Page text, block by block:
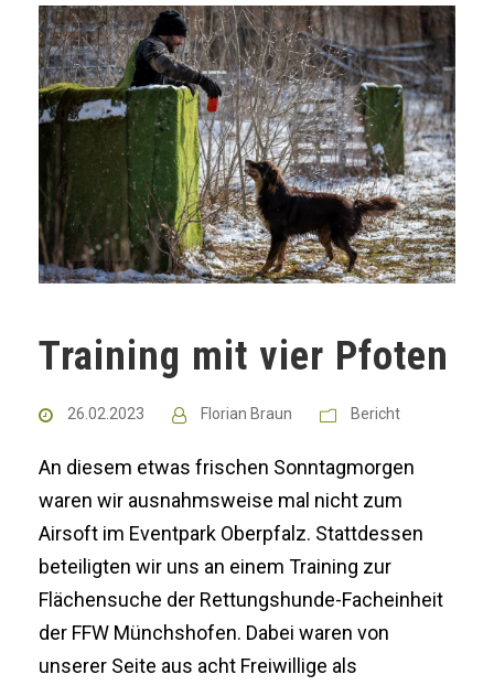
Training mit vier Pfoten
26.02.2023 Florian Braun Bericht
An diesem etwas frischen Sonntagmorgen
waren wir ausnahmsweise mal nicht zum
Airsoft im Eventpark Oberpfalz. Stattdessen
beteiligten wir uns an einem Training zur
Flächensuche der Rettungshunde-Facheinheit
der FFW Münchshofen. Dabei waren von
unserer Seite aus acht Freiwillige als